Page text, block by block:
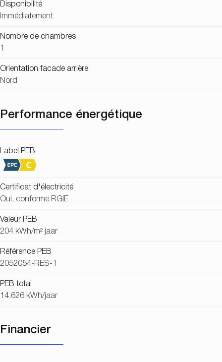
Disponibilité
Immédiatement
Nombre de chambres
1
Orientation facade arrière
Nord
Performance énergétique
Label PEB
Certificat d'électricité
Oui, conforme RGIE
Valeur PEB
204 kWh/m² jaar
Référence PEB
2052054-RES-1
PEB total
14.626 kWh/jaar
Financier